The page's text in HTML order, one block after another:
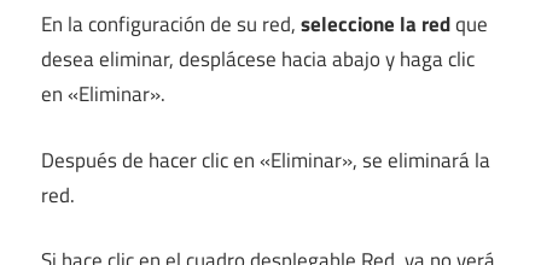
En la configuración de su red,seleccione la redque
desea eliminar, desplácese hacia abajo y haga clic
en «Eliminar».
Después de hacer clic en «Eliminar», se eliminará la
red.